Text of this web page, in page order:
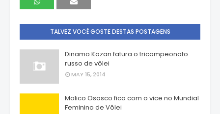
TALVEZ VOCÊ GOSTE DESTAS POSTAGENS
Dinamo Kazan fatura o tricampeonato
russo de vôlei
MAY 15, 2014
Molico Osasco fica com o vice no Mundial
Feminino de Vôlei